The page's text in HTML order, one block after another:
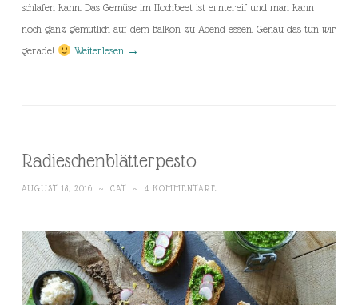
schlafen kann. Das Gemüse im Hochbeet ist erntereif und man kann
noch ganz gemütlich auf dem Balkon zu Abend essen. Genau das tun wir
gerade!
Weiterlesen →
Radieschenblätterpesto
AUGUST 18, 2016 ~ CAT ~ 4 KOMMENTARE